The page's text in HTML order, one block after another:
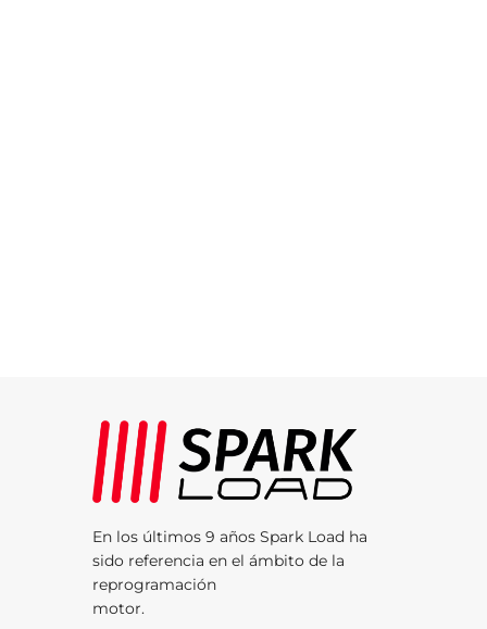
En los últimos 9 años Spark Load ha
sido referencia en el ámbito de la
reprogramación
motor.